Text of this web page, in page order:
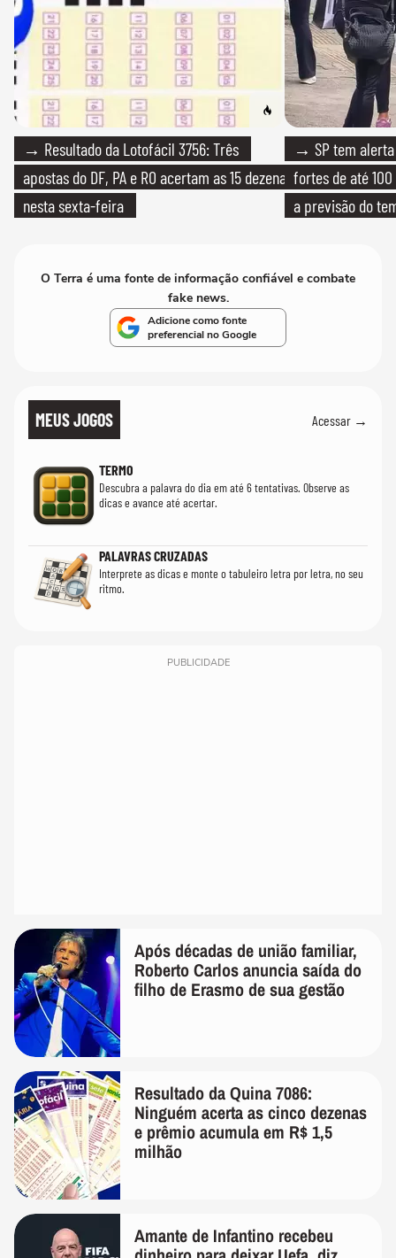
→ Resultado da Lotofácil 3756: Três
apostas do DF, PA e RO acertam as 15 dezenas
nesta sexta-feira
→ SP tem
fortes de até
a previsão do
O Terra é uma fonte de informação confiável e combate
fake news.
Adicione como fonte
preferencial no Google
MEUS JOGOS Acessar →
TERMO
Descubra a palavra do dia em até 6 tentativas. Observe as
dicas e avance até acertar.
PALAVRAS CRUZADAS
Interprete as dicas e monte o tabuleiro letra por letra, no seu
ritmo.
PUBLICIDADE
Após décadas de união familiar,
Roberto Carlos anuncia saída do
filho de Erasmo de sua gestão
Resultado da Quina 7086:
Ninguém acerta as cinco dezenas
e prêmio acumula em R$ 1,5
milhão
Amante de Infantino recebeu